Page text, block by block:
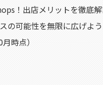
！出店メリットを徹底
の可能性を無限に広げよ
時点）